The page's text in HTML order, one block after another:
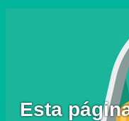
Esta